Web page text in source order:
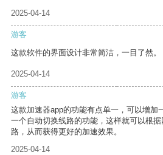
2025-04-14
游客
这款软件的界面设计非常简洁，一目了然。
2025-04-14
游客
这款加速器app的功能有点单一，可以增加
一个自动切换线路的功能，这样就可以根
路，从而获得更好的加速效果。
2025-04-14